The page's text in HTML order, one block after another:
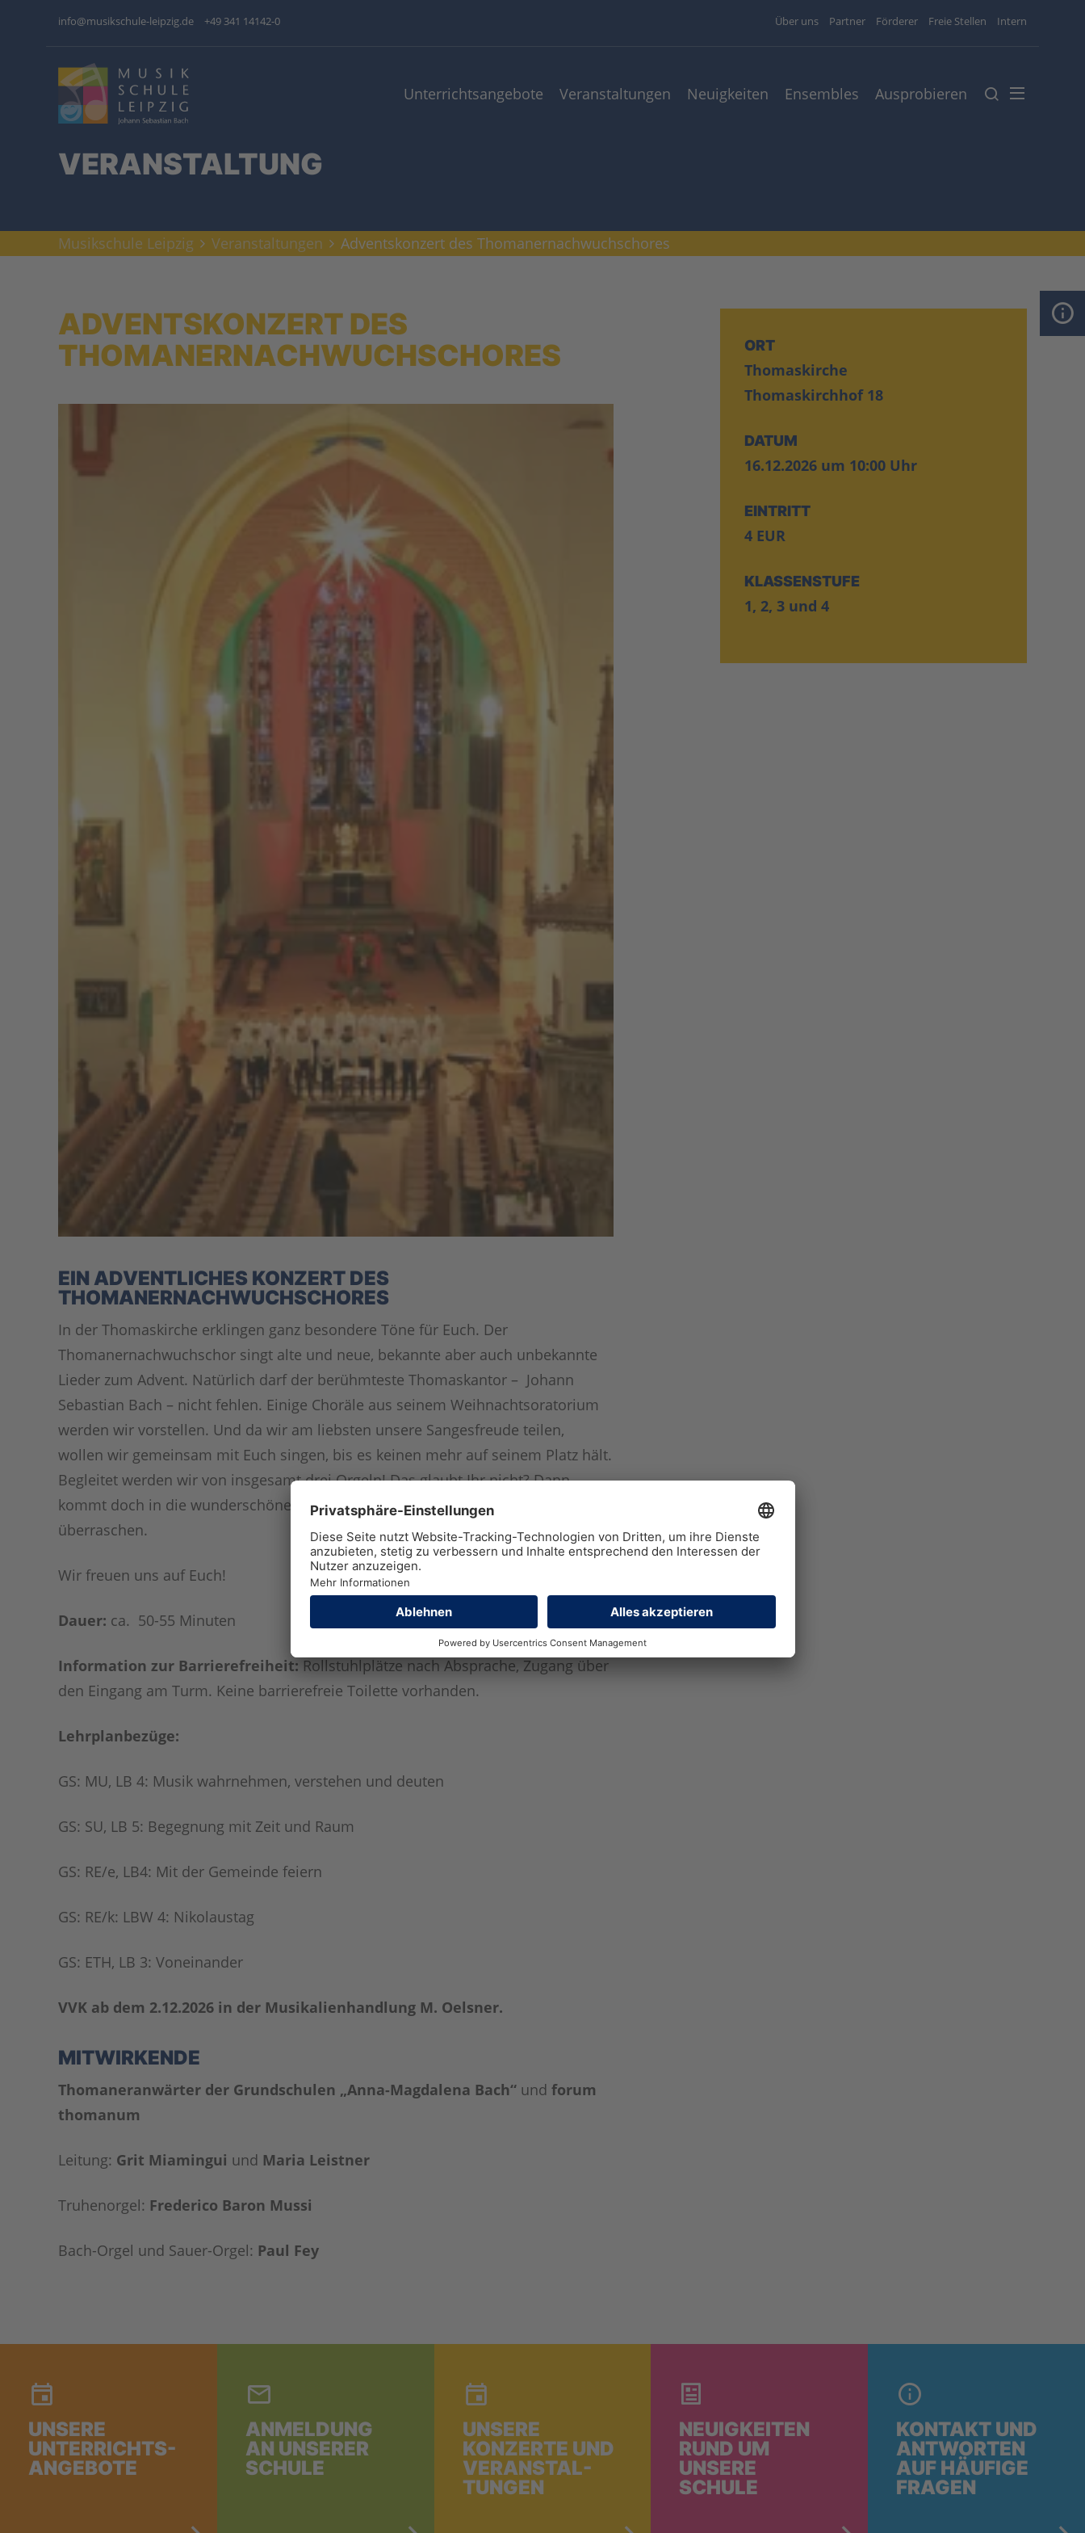
info@musikschule-leipzig.de +49 341 14142-0 Über uns Partner Förderer Freie Stellen Intern
Unterrichts­angebote Veranstaltungen Neuigkeiten Ensembles Ausprobieren
VERANSTALTUNG
Musikschule Leipzig Veranstaltungen Adventskonzert des Thomanernachwuchschores
ADVENTSKONZERT DES
THOMANERNACHWUCHSCHORES
ORT
Thomaskirche
Thomaskirchhof 18
DATUM
16.12.2026 um 10:00 Uhr
EINTRITT
4 EUR
KLASSENSTUFE
1, 2, 3 und 4
EIN ADVENTLICHES KONZERT DES
THOMANERNACHWUCHSCHORES
In der Thomaskirche erklingen ganz besondere Töne für Euch. Der
Thomanernachwuchschor singt alte und neue, bekannte aber auch unbekannte
Lieder zum Advent. Natürlich darf der berühmteste Thomaskantor – Johann
Sebastian Bach – nicht fehlen. Einige Choräle aus seinem Weihnachtsoratorium
werden wir vorstellen. Und da wir am liebsten unsere Sangesfreude teilen,
wollen wir gemeinsam mit Euch singen, bis es keinen mehr auf seinem Platz hält.
Begleitet werden wir von insgesamt drei Orgeln! Das glaubt Ihr nicht? Dann
kommt doch in die wunderschöne Thomaskirche und lasst Euch musikalisch
überraschen.
Wir freuen uns auf Euch!
Dauer: ca. 50-55 Minuten
Information zur Barrierefreiheit: Rollstuhlplätze nach Absprache, Zugang über
den Eingang am Turm. Keine barrierefreie Toilette vorhanden.
Lehrplanbezüge:
GS: MU, LB 4: Musik wahrnehmen, verstehen und deuten
GS: SU, LB 5: Begegnung mit Zeit und Raum
GS: RE/e, LB4: Mit der Gemeinde feiern
GS: RE/k: LBW 4: Nikolaustag
GS: ETH, LB 3: Voneinander
VVK ab dem 2.12.2026 in der Musikalienhandlung M. Oelsner.
MITWIRKENDE
Thomaneranwärter der Grundschulen „Anna-Magdalena Bach“ und forum
thomanum
Leitung: Grit Miamingui und Maria Leistner
Truhenorgel: Frederico Baron Mussi
Bach-Orgel und Sauer-Orgel: Paul Fey
UNSERE
UNTERRICHTS-
ANGEBOTE
ANMELDUNG
AN UNSERER
SCHULE
UNSERE
KONZERTE UND
VERANSTAL-
TUNGEN
NEUIGKEITEN
RUND UM
UNSERE
SCHULE
KONTAKT UND
ANTWORTEN
AUF HÄUFIGE
FRAGEN